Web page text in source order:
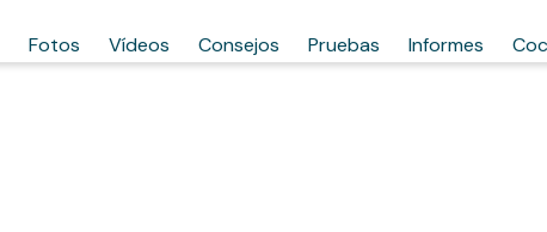
Fotos Vídeos Consejos Pruebas Informes